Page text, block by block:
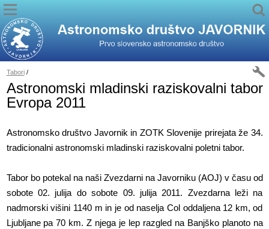
Tabori/
Astronomski mladinski raziskovalni tabor
Evropa 2011
Astronomsko društvo Javornik in ZOTK Slovenije prirejata že 34.
tradicionalni astronomski mladinski raziskovalni poletni tabor.
Tabor bo potekal na naši Zvezdarni na Javorniku (AOJ) v času od
sobote 02. julija do sobote 09. julija 2011. Zvezdarna leži na
nadmorski višini 1140 m in je od naselja Col oddaljena 12 km, od
Ljubljane pa 70 km. Z njega je lep razgled na Banjško planoto na